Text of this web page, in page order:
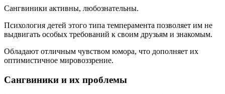
Сангвиники активны, любознательны.
Психология детей этого типа темперамента позволяет им не
выдвигать особых требований к своим друзьям и знакомым.
Обладают отличным чувством юмора, что дополняет их
оптимистичное мировоззрение.
Сангвиники и их проблемы